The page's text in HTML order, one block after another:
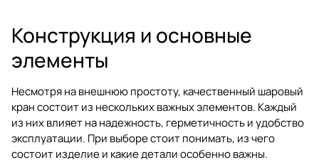
Конструкция и основные
элементы
Несмотря на внешнюю простоту, качественный шаровый
кран состоит из нескольких важных элементов. Каждый
из них влияет на надежность, герметичность и удобство
эксплуатации. При выборе стоит понимать, из чего
состоит изделие и какие детали особенно важны.